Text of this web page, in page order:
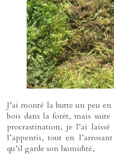
J’ai monté la butte un peu en
bois dans la forêt, mais
procrastination, je l’ai
l’appentis, tout en
qu’il garde son humidité,